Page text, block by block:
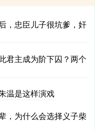
，忠臣儿子很坑爹，奸
君主成为阶下囚？两个
温是这样演戏
，为什么会选择义子柴